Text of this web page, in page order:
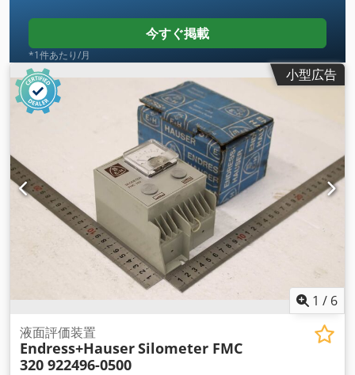
今すぐ掲載
*1件あたり/月
小型広告
1 / 6
液面評価装置
Endress+HauserSilometer FMC
320 922496-0500